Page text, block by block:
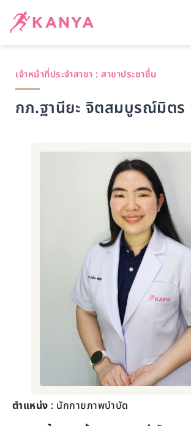
เจ้าหน้าที่ประจำสาขา : สาขาประชาชื่น
กภ.ฐานียะ จิตสมบูรณ์มิตร
ตำแหน่ง : นักกายภาพบำบัด